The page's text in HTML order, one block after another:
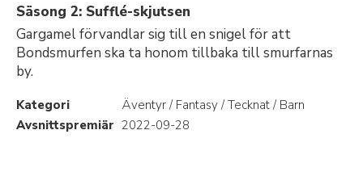
Säsong 2: Sufflé-skjutsen
Gargamel förvandlar sig till en snigel för att
Bondsmurfen ska ta honom tillbaka till smurfarnas
by.
Kategori
Äventyr / Fantasy / Tecknat / Barn
Avsnittspremiär 2022-09-28